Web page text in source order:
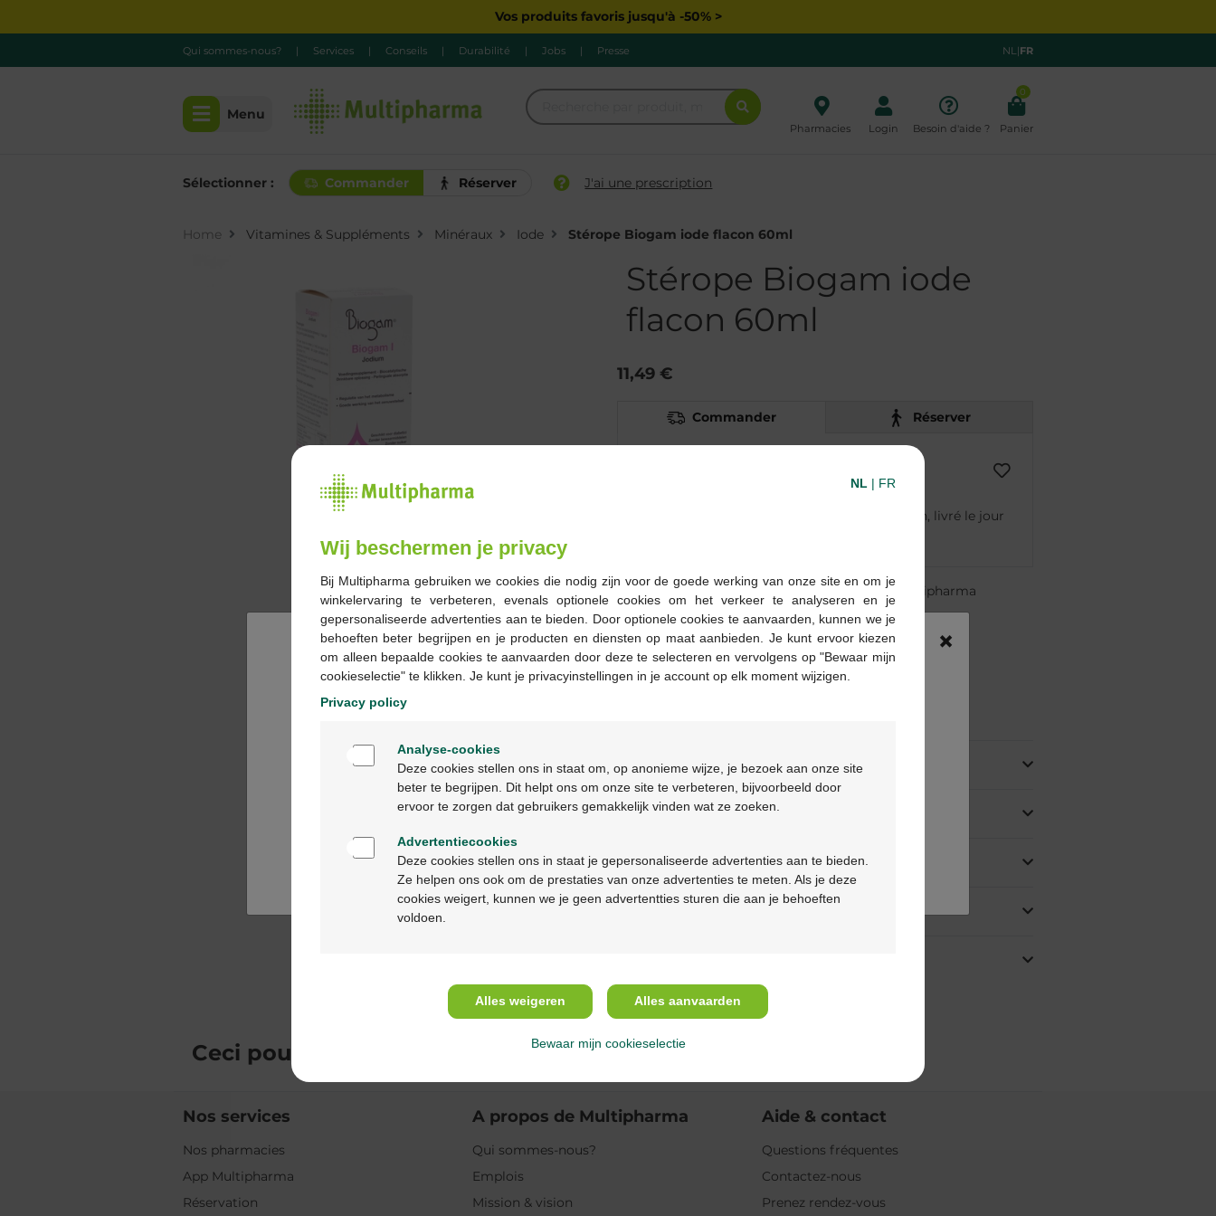
Vos produits favoris jusqu'à -50% >
Qui sommes-nous? | Services | Conseils | Durabilité | Jobs | Presse NL|FR
Menu
Pharmacies Login Besoin d'aide ?
0
Panier
Sélectionner : Commander Réserver J'ai une prescription
Home Vitamines & Suppléments Minéraux Iode Stérope Biogam iode flacon 60ml
Stérope Biogam iode
flacon 60ml
11,49 €
Commander Réserver
Les jours ouvrables commandé avant 12h, livré le jour
Livraisongratuitedans votre pharmacie Multipharma
Livraison à domicile gratuiteà partir de 55 €
Paiementsécurisé
Service clientèlepar chat ouformulaire de contact
Description
Propriétés
Indications
Ceci pourrait
Nos services
Nos pharmacies
App Multipharma
Réservation
A propos de Multipharma
Qui sommes-nous?
Emplois
Mission & vision
Aide & contact
Questions fréquentes
Contactez-nous
Prenez rendez-vous
×
Ga verder in het nederlands
NL | FR
Wij beschermen je privacy
Bij Multipharma gebruiken we cookies die nodig zijn voor de goede werking van onze site en om je
winkelervaring te verbeteren, evenals optionele cookies om het verkeer te analyseren en je
gepersonaliseerde advertenties aan te bieden. Door optionele cookies te aanvaarden, kunnen we je
behoeften beter begrijpen en je producten en diensten op maat aanbieden. Je kunt ervoor kiezen
om alleen bepaalde cookies te aanvaarden door deze te selecteren en vervolgens op "Bewaar mijn
cookieselectie" te klikken. Je kunt je privacyinstellingen in je account op elk moment wijzigen.
Privacy policy
Analyse-cookies
Deze cookies stellen ons in staat om, op anonieme wijze, je bezoek aan onze site
beter te begrijpen. Dit helpt ons om onze site te verbeteren, bijvoorbeeld door
ervoor te zorgen dat gebruikers gemakkelijk vinden wat ze zoeken.
Advertentiecookies
Deze cookies stellen ons in staat je gepersonaliseerde advertenties aan te bieden.
Ze helpen ons ook om de prestaties van onze advertenties te meten. Als je deze
cookies weigert, kunnen we je geen advertentties sturen die aan je behoeften
voldoen.
Alles weigeren Alles aanvaarden
Bewaar mijn cookieselectie